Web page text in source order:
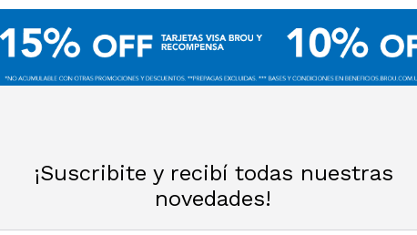
¡Suscribite y recibí todas nuestras
novedades!